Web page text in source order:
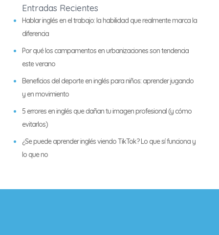
Entradas Recientes
Hablar inglés en el trabajo: la habilidad que realmente marca la
diferencia
Por qué los campamentos en urbanizaciones son tendencia
este verano
Beneficios del deporte en inglés para niños: aprender jugando
y en movimiento
5 errores en inglés que dañan tu imagen profesional (y cómo
evitarlos)
¿Se puede aprender inglés viendo TikTok? Lo que sí funciona y
lo que no